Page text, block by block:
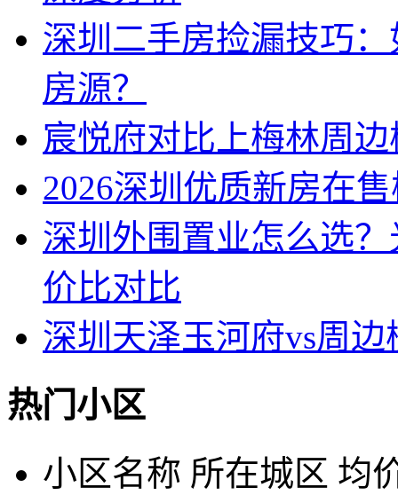
深圳二手房捡漏技巧
房源？
宸悦府对比上梅林周
2026深圳优质新房在
深圳外围置业怎么选
价比对比
深圳天泽玉河府vs周
热门小区
小区名称 所在城区 均